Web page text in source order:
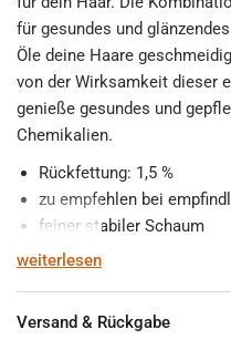
für gesundes und
Öle deine Haare
von der Wirksamkeit dieser
genieße gesundes und
Chemikalien.
Rückfettung: 1,5 %
zu empfehlen bei
feiner stabiler Schaum
gibt dem Haar Volumen
weiterlesen
Versand & Rückgabe